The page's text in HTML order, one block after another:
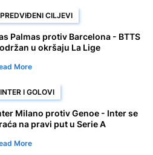
PREDVIĐENI CILJEVI
Palmas protiv Barcelona - BTTS
u okršaju La Lige
More
INTER I GOLOVI
Milano protiv Genoe - Inter se
na pravi put u Serie A
More